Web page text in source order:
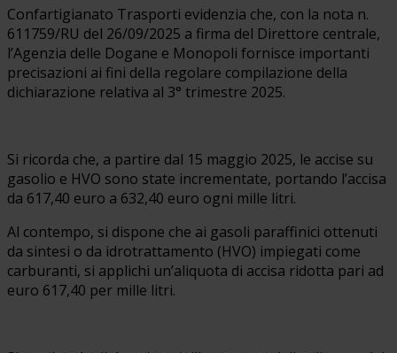
Confartigianato Trasporti evidenzia che, con la nota n.
611759/RU del 26/09/2025 a firma del Direttore centrale,
l’Agenzia delle Dogane e Monopoli fornisce importanti
precisazioni ai fini della regolare compilazione della
dichiarazione relativa al 3° trimestre 2025.
Si ricorda che, a partire dal 15 maggio 2025, le accise su
gasolio e HVO sono state incrementate, portando l’accisa
da 617,40 euro a 632,40 euro ogni mille litri.
Al contempo, si dispone che ai gasoli paraffinici ottenuti
da sintesi o da idrotrattamento (HVO) impiegati come
carburanti, si applichi un’aliquota di accisa ridotta pari ad
euro 617,40 per mille litri.